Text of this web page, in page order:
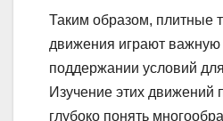
Таким образом, плитные
движения играют важную
поддержании условий
Изучение этих движений
глубоко понять